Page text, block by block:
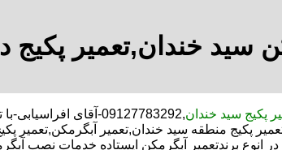
سید خندان,تعمیر پکیج
پکیج سید خندان
,09127783292-آقای
پکیج منطقه سید خندان,تعمیر آبگرمکن,تعمیر
برندتعمیر آبگرمکن ایستاده خدمات نصب